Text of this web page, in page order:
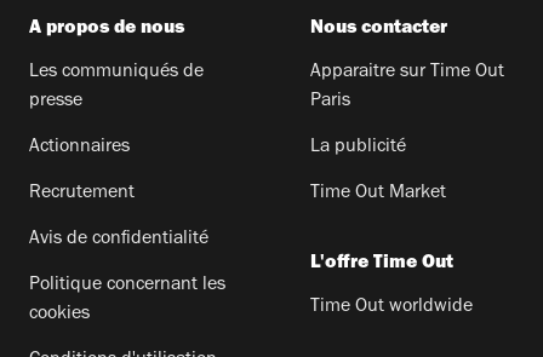
A propos de nous
Les communiqués de
presse
Actionnaires
Recrutement
Avis de confidentialité
Politique concernant les
cookies
Nous contacter
Apparaitre sur Time Out
Paris
La publicité
Time Out Market
L'offre Time Out
Time Out worldwide